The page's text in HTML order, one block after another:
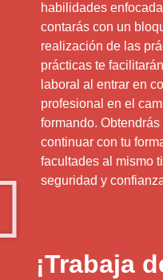
habilidades
contarás con un
realización de las
prácticas te
laboral al entrar en
profesional en el
formando.
continuar con tu
facultades al mismo
seguridad y
¡Trabaja